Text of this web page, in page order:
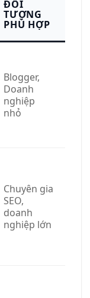
ĐỐI
TƯỢNG
PHÙ HỢP
Blogger,
Doanh
nghiệp
nhỏ
Chuyên gia
SEO,
doanh
nghiệp lớn